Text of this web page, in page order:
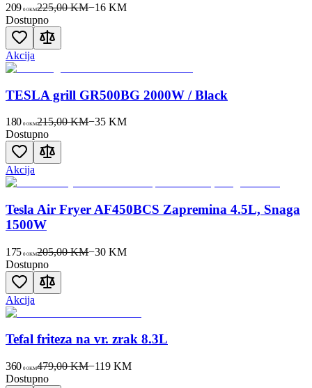
209 00KM225,00 KM−16 KM
Dostupno
Akcija
TESLA grill GR500BG 2000W / Black
180 00KM215,00 KM−35 KM
Dostupno
Akcija
Tesla Air Fryer AF450BCS Zapremina 4.5L, Snaga
1500W
175 00KM205,00 KM−30 KM
Dostupno
Akcija
Tefal friteza na vr. zrak 8.3L
360 00KM479,00 KM−119 KM
Dostupno